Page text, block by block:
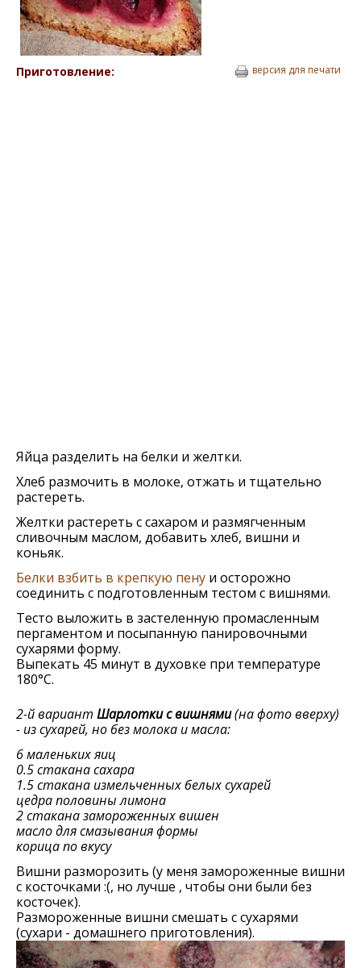
Приготовление: версия для печати
Яйца разделить на белки и желтки.
Хлеб размочить в молоке, отжать и тщательно
растереть.
Желтки растереть с сахаром и размягченным
сливочным маслом, добавить хлеб, вишни и
коньяк.
Белки взбить в крепкую пену и осторожно
соединить с подготовленным тестом с вишнями.
Тесто выложить в застеленную промасленным
пергаментом и посыпанную панировочными
сухарями форму.
Выпекать 45 минут в духовке при температуре
180°C.
2-й вариант Шарлотки с вишнями(на фото вверху)
- из сухарей, но без молока и масла:
6 маленьких яиц
0.5 стакана сахара
1.5 стакана измельченных белых сухарей
цедра половины лимона
2 стакана замороженных вишен
масло для смазывания формы
корица по вкусу
Вишни разморозить (у меня замороженные вишни
с косточками :(, но лучше , чтобы они были без
косточек).
Размороженные вишни смешать с сухарями
(сухари - домашнего приготовления).